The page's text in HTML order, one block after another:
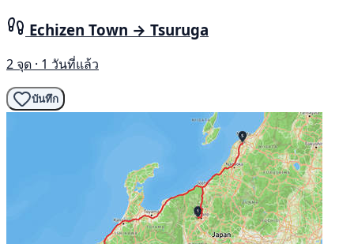
Echizen Town → Tsuruga
2 จุด · 1 วันที่แล้ว
บันทึก